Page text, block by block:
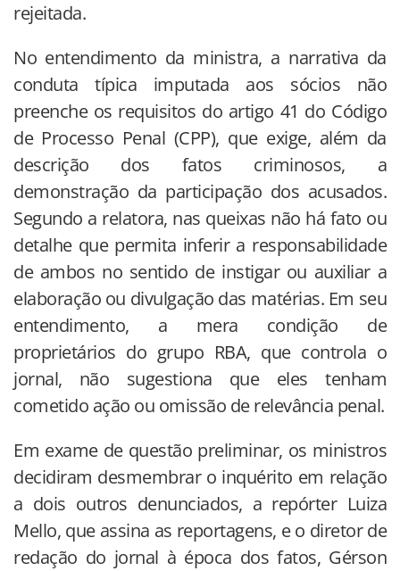
rejeitada.
No entendimento da ministra, a narrativa da
conduta típica imputada aos sócios não
preenche os requisitos do artigo 41 do Código
de Processo Penal (CPP), que exige, além da
descrição dos fatos criminosos, a
demonstração da participação dos acusados.
Segundo a relatora, nas queixas não há fato ou
detalhe que permita inferir a responsabilidade
de ambos no sentido de instigar ou auxiliar a
elaboração ou divulgação das matérias. Em seu
entendimento, a mera condição de
proprietários do grupo RBA, que controla o
jornal, não sugestiona que eles tenham
cometido ação ou omissão de relevância penal.
Em exame de questão preliminar, os ministros
decidiram desmembrar o inquérito em relação
a dois outros denunciados, a repórter Luiza
Mello, que assina as reportagens, e o diretor de
redação do jornal à época dos fatos, Gérson